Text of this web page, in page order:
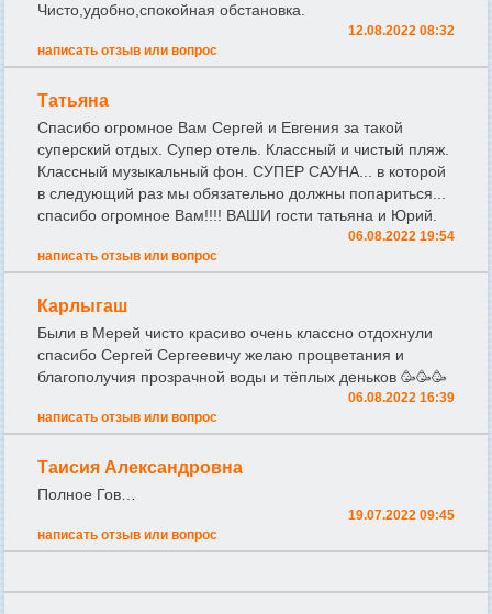
Чисто,удобно,спокойная обстановка.
12.08.2022 08:32
написать отзыв или вопрос
Татьяна
Спасибо огромное Вам Сергей и Евгения за такой
суперский отдых. Супер отель. Классный и чистый пляж.
Классный музыкальный фон. СУПЕР САУНА... в которой
в следующий раз мы обязательно должны попариться...
спасибо огромное Вам!!!! ВАШИ гости татьяна и Юрий.
06.08.2022 19:54
написать отзыв или вопрос
Карлыгаш
Были в Мерей чисто красиво очень классно отдохнули
спасибо Сергей Сергеевичу желаю процветания и
благополучия прозрачной воды и тёплых деньков 🥳🥳🥳
06.08.2022 16:39
написать отзыв или вопрос
Таисия Александровна
Полное Гов…
19.07.2022 09:45
написать отзыв или вопрос